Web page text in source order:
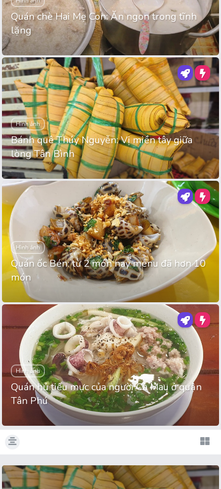
Quán chè Hai Mẹ Con: Ăn ngon trong tĩnh
lặng
Hình ảnh
Bánh quê Thúy Nguyễn: Vị miền tây giữa
lòng Tân Bình
Hình ảnh
Quán ốc Bén: từ 2 món nay menu đã hơn 10
món
Hình ảnh
Quán hủ tiếu mực của người Cà Mau ở quận
Tân Phú